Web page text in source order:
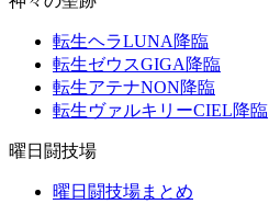
転生ヘラLUNA降臨
転生ゼウスGIGA降臨
転生アテナNON降臨
転生ヴァルキリーCIEL降臨
曜日闘技場
曜日闘技場まとめ